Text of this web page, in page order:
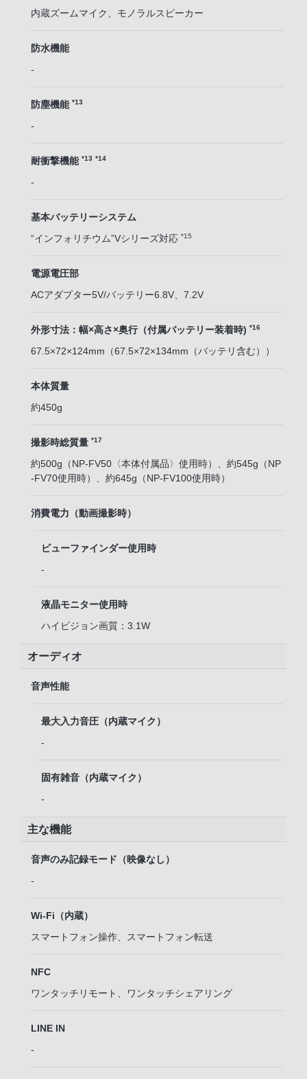
内蔵ズームマイク、モノラルスピーカー
防水機能
-
防塵機能 *13
-
耐衝撃機能 *13 *14
-
基本バッテリーシステム
“インフォリチウム”Vシリーズ対応 *15
電源電圧部
ACアダプター5V/バッテリー6.8V、7.2V
外形寸法：幅×高さ×奥行（付属バッテリー装着時) *16
67.5×72×124mm（67.5×72×134mm（バッテリ含む））
本体質量
約450g
撮影時総質量 *17
約500g（NP-FV50〈本体付属品〉使用時）、約545g（NP
-FV70使用時）、約645g（NP-FV100使用時）
消費電力（動画撮影時）
ビューファインダー使用時
-
液晶モニター使用時
ハイビジョン画質：3.1W
オーディオ
音声性能
最大入力音圧（内蔵マイク）
-
固有雑音（内蔵マイク）
-
主な機能
音声のみ記録モード（映像なし）
-
Wi-Fi（内蔵）
スマートフォン操作、スマートフォン転送
NFC
ワンタッチリモート、ワンタッチシェアリング
LINE IN
-